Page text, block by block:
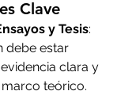
Clave
y Tesis:
debe estar
clara y
teórico.